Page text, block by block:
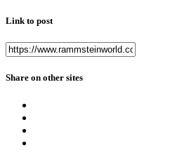
Link to post
Share on other sites